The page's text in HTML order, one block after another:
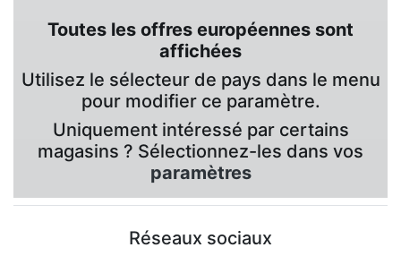
Toutes les offres européennes sont
affichées
Utilisez le sélecteur de pays dans le menu
pour modifier ce paramètre.
Uniquement intéressé par certains
magasins ? Sélectionnez-les dans vos
paramètres
Réseaux sociaux